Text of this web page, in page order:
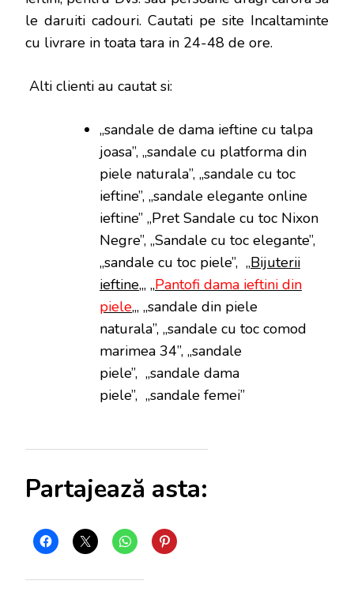
le daruiti cadouri. Cautati pe site Incaltaminte
cu livrare in toata tara in 24-48 de ore.
Alti clienti au cautat si:
„sandale de dama ieftine cu talpa
joasa”, „sandale cu platforma din
piele naturala”, „sandale cu toc
ieftine”, „sandale elegante online
ieftine” „Pret Sandale cu toc Nixon
Negre”, „Sandale cu toc elegante”,
„sandale cu toc piele”, „Bijuterii
ieftine„, „Pantofi dama ieftini din
piele„, „sandale din piele
naturala”, „sandale cu toc comod
marimea 34”, „sandale
piele”, „sandale dama
piele”, „sandale femei”
Partajează asta: